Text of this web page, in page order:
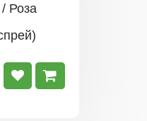
Роза